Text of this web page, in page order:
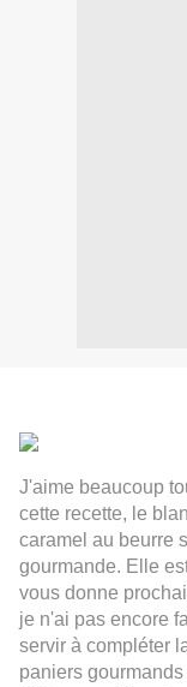
J'aime beaucoup
cette recette, le
caramel au beurre
gourmande. Elle
vous donne
je n'ai pas encore
servir à compléter
paniers